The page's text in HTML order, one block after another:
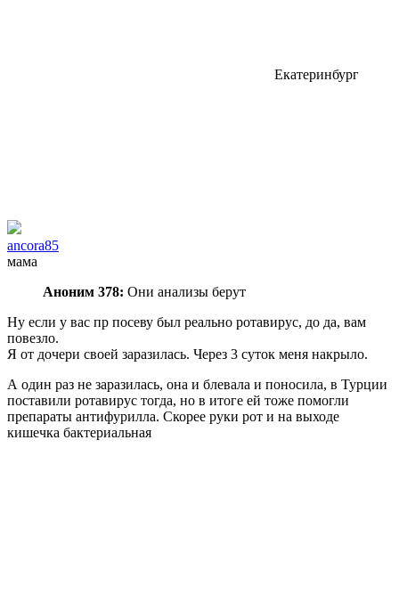
Екатеринбург
ancora85
мама
Аноним 378: Они анализы берут
Ну если у вас пр посеву был реально ротавирус, до да, вам
повезло.
Я от дочери своей заразилась. Через 3 суток меня накрыло.
А один раз не заразилась, она и блевала и поносила, в Турции
поставили ротавирус тогда, но в итоге ей тоже помогли
препараты антифурилла. Скорее руки рот и на выходе
кишечка бактериальная